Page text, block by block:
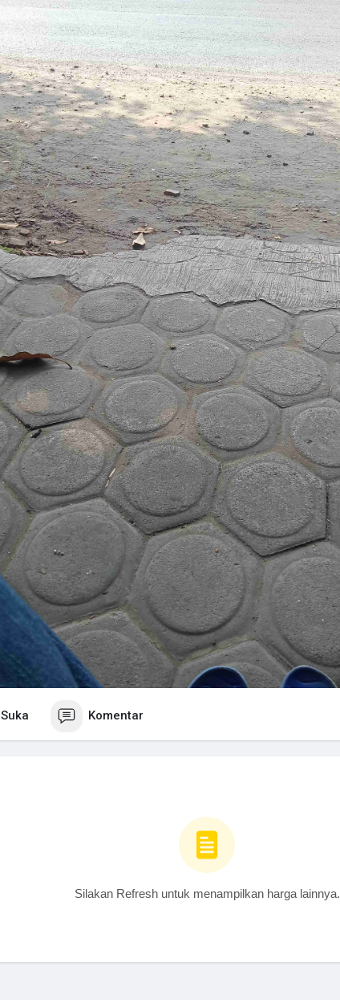
Suka Komentar
Silakan Refresh untuk menampilkan harga lainnya.